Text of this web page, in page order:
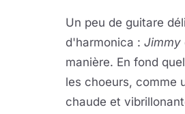
Un peu de guitare
d'harmonica : Jimmy
manière. En fond
les choeurs, comme
chaude et